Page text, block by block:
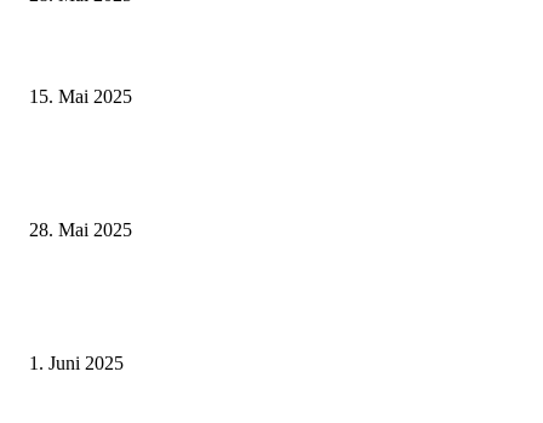
15. Mai 2025
28. Mai 2025
1. Juni 2025